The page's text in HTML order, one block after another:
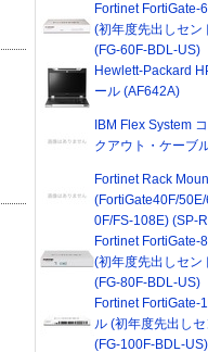
Fortinet FortiGate-
(初年度先出しセン
(FG-60F-BDL-US)
Hewlett-Packard
ール (AF642A)
IBM Flex System
クアウト・ケーブ
Fortinet Rack
(FortiGate40F/
0F/FS-108E) (SP-
Fortinet FortiGate-
(初年度先出しセン
(FG-80F-BDL-US)
Fortinet FortiGate-
ル (初年度先出し
(FG-100F-BDL-US)